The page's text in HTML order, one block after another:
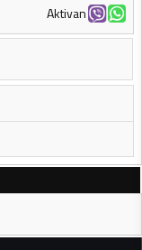
Aktivan